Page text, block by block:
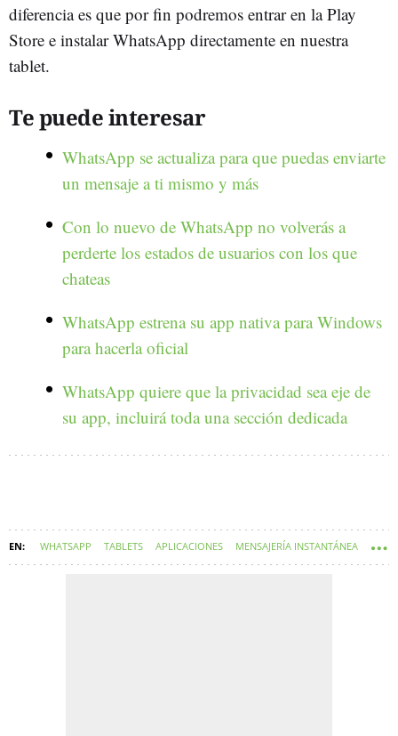
diferencia es que por fin podremos entrar en la Play
Store e instalar WhatsApp directamente en nuestra
tablet.
Te puede interesar
WhatsApp se actualiza para que puedas enviarte
un mensaje a ti mismo y más
Con lo nuevo de WhatsApp no volverás a
perderte los estados de usuarios con los que
chateas
WhatsApp estrena su app nativa para Windows
para hacerla oficial
WhatsApp quiere que la privacidad sea eje de
su app, incluirá toda una sección dedicada
WHATSAPP TABLETS APLICACIONES MENSAJERÍA INSTANTÁNEA